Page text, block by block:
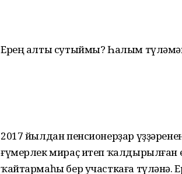
Ерең алты сутыймы? Һалым
2017 йылдан пенсионерҙар
ғүмерлек мираҫ итеп
ҡайтармаһы бер участкаға түләнә.